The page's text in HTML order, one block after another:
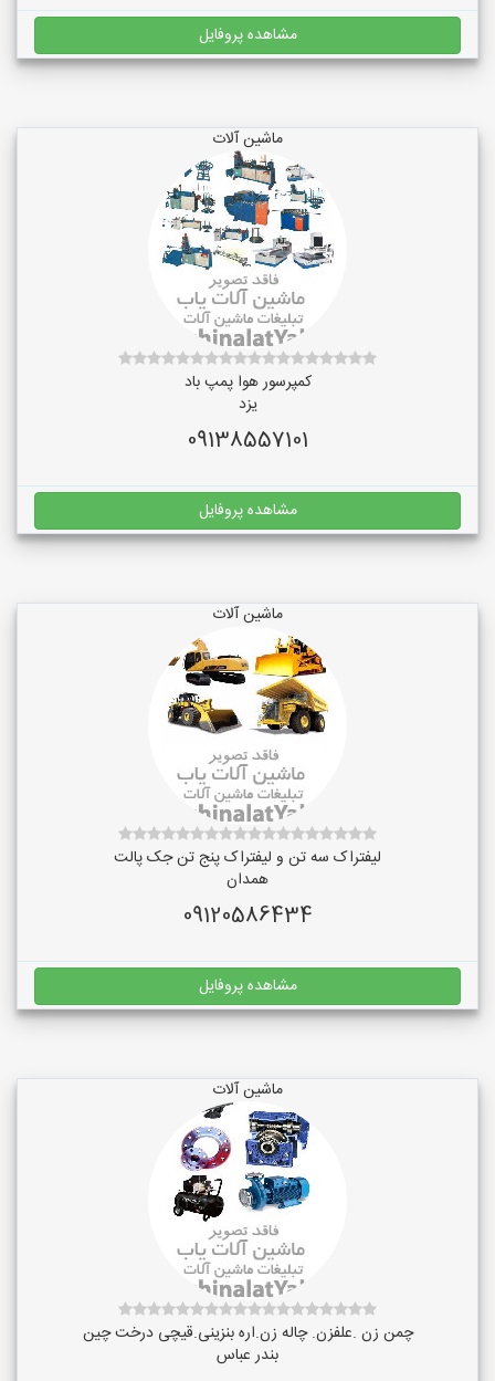
مشاهده پروفایل
ماشین آلات
کمپرسور هوا پمپ باد
یزد
09138557101
مشاهده پروفایل
ماشین آلات
لیفتراک سه تن و لیفتراک پنج تن جک پالت
همدان
09120586434
مشاهده پروفایل
ماشین آلات
چمن زن .علفزن. چاله زن.اره بنزینی.قیچی درخت چین
بندر عباس